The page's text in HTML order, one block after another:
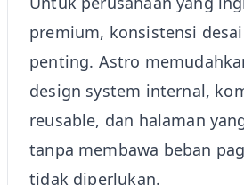
premium, konsistensi
penting. Astro
design system internal,
reusable, dan halaman
tanpa membawa beban
tidak diperlukan.